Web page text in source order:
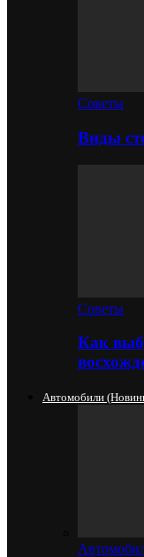
Советы
Виды
Советы
Как
Автомобили